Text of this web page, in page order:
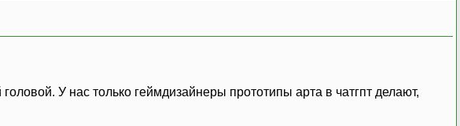
У нас только геймдизайнеры прототипы арта в чатгпт делают,